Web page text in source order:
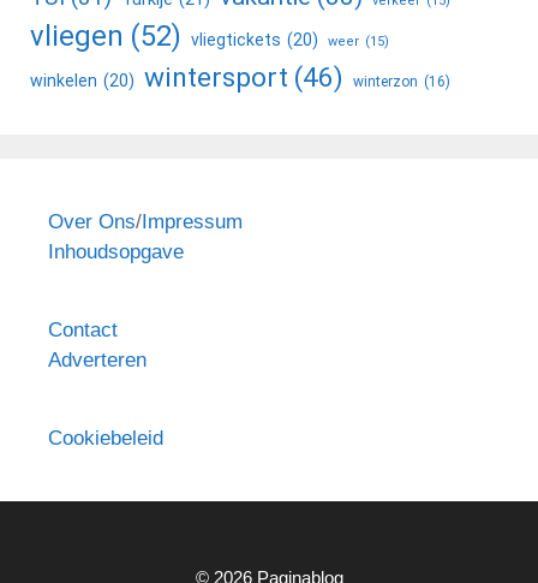
vliegen (52) vliegtickets (20) weer (15)
winkelen (20) wintersport (46) winterzon (16)
Over Ons/Impressum
Inhoudsopgave
Contact
Adverteren
Cookiebeleid
© 2026 Paginablog